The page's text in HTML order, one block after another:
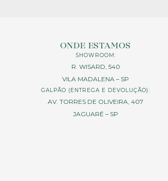
ONDE ESTAMOS
SHOWROOM:
R. WISARD, 540
VILA MADALENA – SP
GALPÃO (ENTREGA E DEVOLUÇÃO):
AV. TORRES DE OLIVEIRA, 407
JAGUARÉ – SP